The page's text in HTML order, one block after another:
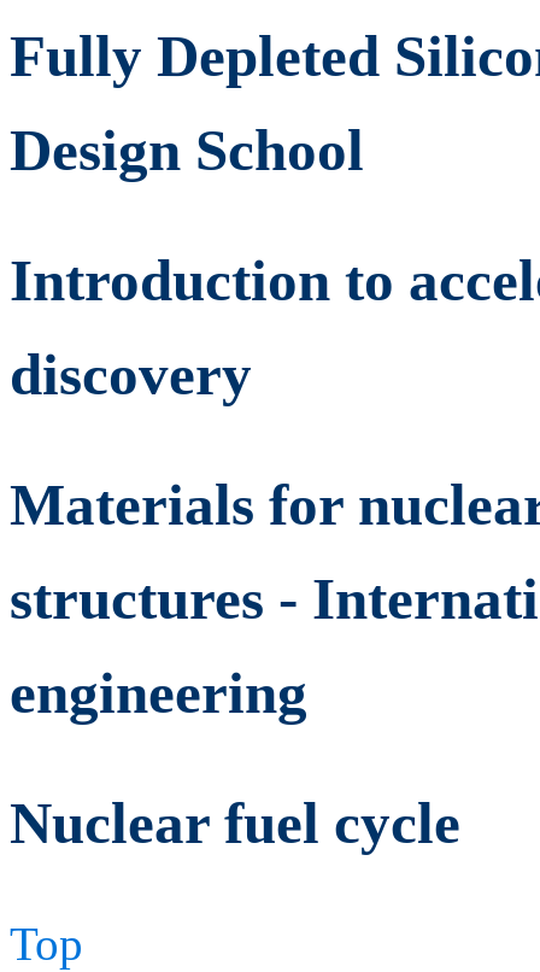
Fully Depleted
Design School
Introduction to
discovery
Materials for
structures -
engineering
Nuclear fuel cycle
Top